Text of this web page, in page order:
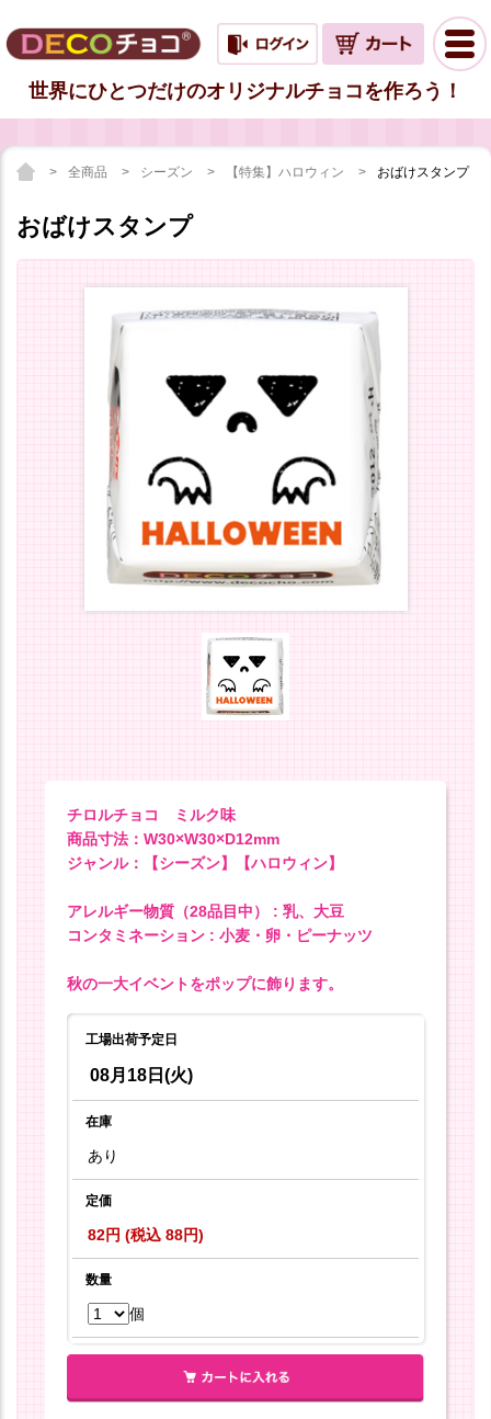
世界にひとつだけのオリジナルチョコを作ろう！
全商品 シーズン 【特集】ハロウィン おばけスタンプ
おばけスタンプ
チロルチョコ ミルク味
商品寸法：W30×W30×D12mm
ジャンル：【シーズン】【ハロウィン】
アレルギー物質（28品目中） : 乳、大豆
コンタミネーション : 小麦・卵・ピーナッツ
秋の一大イベントをポップに飾ります。
工場出荷予定日
08月18日(火)
在庫
あり
定価
82円 (税込 88円)
数量
個